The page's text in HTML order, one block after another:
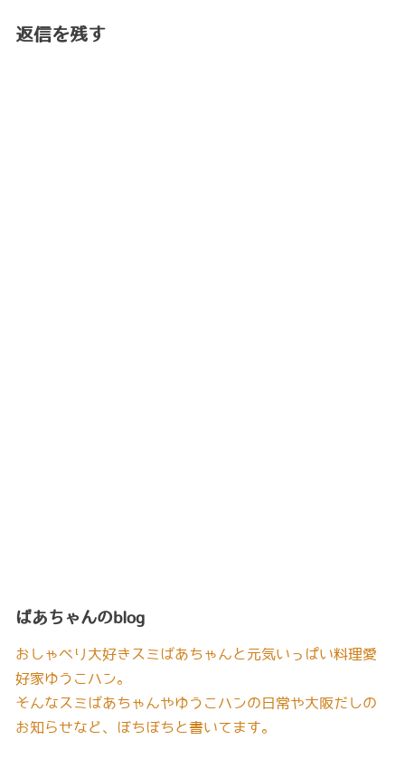
返信を残す
ばあちゃんのblog
おしゃべり大好きスミばあちゃんと元気いっぱい料理愛
好家ゆうこハン。
そんなスミばあちゃんやゆうこハンの日常や大阪だしの
お知らせなど、ぼちぼちと書いてます。